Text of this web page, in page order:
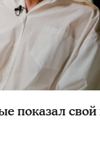
показал